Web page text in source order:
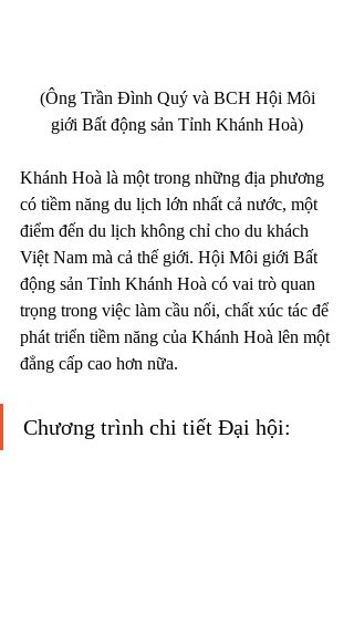
giới Bất động sản Tỉnh Khánh Hoà)
Khánh Hoà là một trong những địa phương
có tiềm năng du lịch lớn nhất cả nước, một
điểm đến du lịch không chỉ cho du khách
Việt Nam mà cả thế giới. Hội Môi giới Bất
động sản Tỉnh Khánh Hoà có vai trò quan
trọng trong việc làm cầu nối, chất xúc tác để
phát triển tiềm năng của Khánh Hoà lên một
đẳng cấp cao hơn nữa.
Chương trình chi tiết Đại hội: